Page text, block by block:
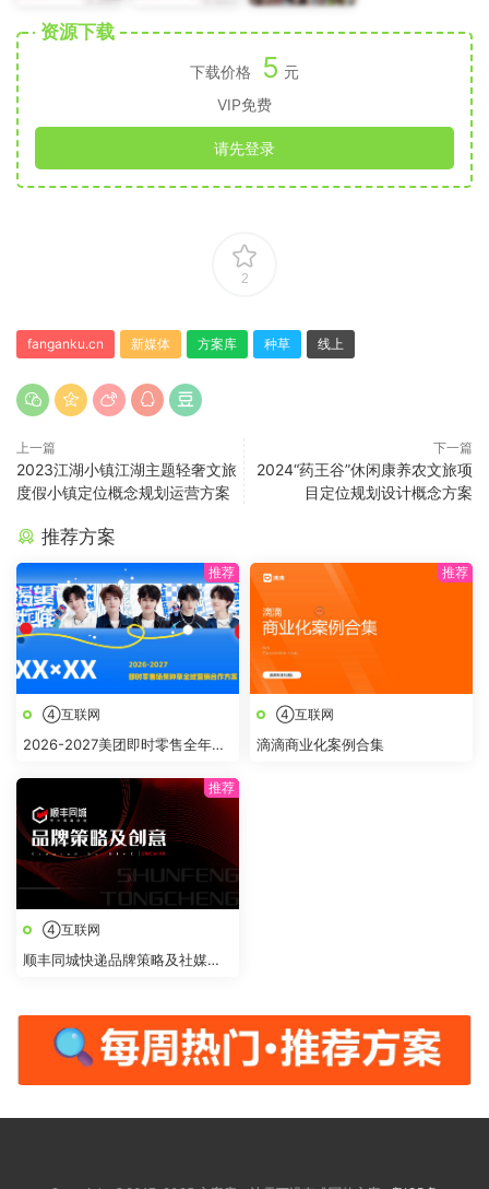
资源下载
下载价格 5 元
VIP免费
请先登录
2
fanganku.cn 新媒体 方案库 种草 线上
上一篇
2023江湖小镇江湖主题轻奢文旅
度假小镇定位概念规划运营方案
下一篇
2024“药王谷”休闲康养农文旅项
目定位规划设计概念方案
推荐方案
④互联网
2026-2027美团即时零售全年节
④互联网
滴滴商业化案例合集
④互联网
顺丰同城快递品牌策略及社媒创